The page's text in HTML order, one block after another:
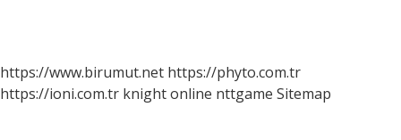
https://www.birumut.net https://phyto.com.tr
https://ioni.com.tr knight online nttgame Sitemap